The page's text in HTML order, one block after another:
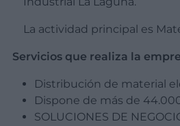
La actividad principal es
Servicios que realiza la
Distribución de material
Dispone de más de
SOLUCIONES DE